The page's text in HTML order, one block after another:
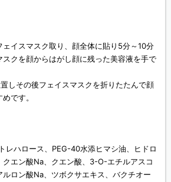
イスマスク取り、顔全体に貼り5分～10分
クを顔からはがし顔に残った美容液を手で
しその後フェイスマスクを折りたたんで顔
です。
レハロース、PEG-40水添ヒマシ油、ヒドロ
クエン酸Na、クエン酸、3-O-エチルアスコ
ルロン酸Na、ツボクサエキス、バクチオー